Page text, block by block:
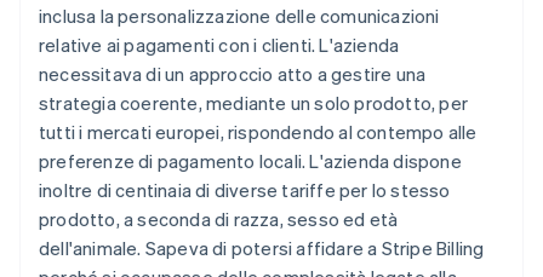
inclusa la personalizzazione delle comunicazioni
relative ai pagamenti con i clienti. L'azienda
necessitava di un approccio atto a gestire una
strategia coerente, mediante un solo prodotto, per
tutti i mercati europei, rispondendo al contempo alle
preferenze di pagamento locali. L'azienda dispone
inoltre di centinaia di diverse tariffe per lo stesso
prodotto, a seconda di razza, sesso ed età
dell'animale. Sapeva di potersi affidare a Stripe Billing